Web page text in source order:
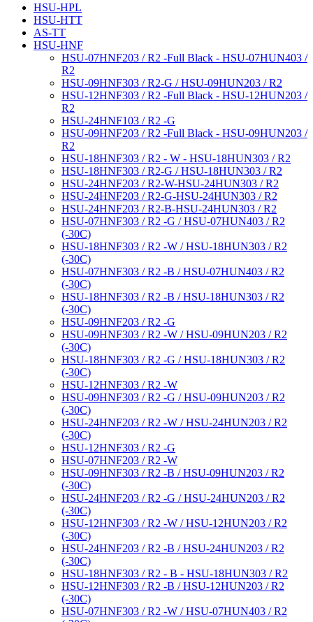
HSU-HPL
HSU-HTT
AS-TT
HSU-HNF
HSU-07HNF203 / R2 -Full Black - HSU-07HUN403 /
R2
HSU-09HNF303 / R2-G / HSU-09HUN203 / R2
HSU-12HNF303 / R2 -Full Black - HSU-12HUN203 /
R2
HSU-24HNF103 / R2 -G
HSU-09HNF203 / R2 -Full Black - HSU-09HUN203 /
R2
HSU-18HNF303 / R2 - W - HSU-18HUN303 / R2
HSU-18HNF303 / R2-G / HSU-18HUN303 / R2
HSU-24HNF203 / R2-W-HSU-24HUN303 / R2
HSU-24HNF203 / R2-G-HSU-24HUN303 / R2
HSU-24HNF203 / R2-B-HSU-24HUN303 / R2
HSU-07HNF303 / R2 -G / HSU-07HUN403 / R2
(-30С)
HSU-18HNF303 / R2 -W / HSU-18HUN303 / R2
(-30С)
HSU-07HNF303 / R2 -B / HSU-07HUN403 / R2
(-30С)
HSU-18HNF303 / R2 -B / HSU-18HUN303 / R2
(-30С)
HSU-09HNF203 / R2 -G
HSU-09HNF303 / R2 -W / HSU-09HUN203 / R2
(-30С)
HSU-18HNF303 / R2 -G / HSU-18HUN303 / R2
(-30С)
HSU-12HNF303 / R2 -W
HSU-09HNF303 / R2 -G / HSU-09HUN203 / R2
(-30С)
HSU-24HNF203 / R2 -W / HSU-24HUN203 / R2
(-30С)
HSU-12HNF303 / R2 -G
HSU-07HNF203 / R2 -W
HSU-09HNF303 / R2 -B / HSU-09HUN203 / R2
(-30С)
HSU-24HNF203 / R2 -G / HSU-24HUN203 / R2
(-30С)
HSU-12HNF303 / R2 -W / HSU-12HUN203 / R2
(-30С)
HSU-24HNF203 / R2 -B / HSU-24HUN203 / R2
(-30С)
HSU-18HNF303 / R2 - B - HSU-18HUN303 / R2
HSU-12HNF303 / R2 -B / HSU-12HUN203 / R2
(-30С)
HSU-07HNF303 / R2 -W / HSU-07HUN403 / R2